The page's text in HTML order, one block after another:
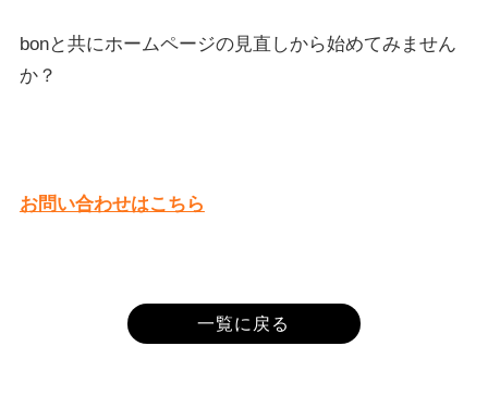
bonと共にホームページの見直しから始めてみません
か？
お問い合わせはこちら
一覧に戻る